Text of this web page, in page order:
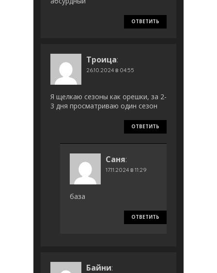
ОТВЕТИТЬ
Троица:
26.10.2024 в 04:55
Я щелкаю сезоны как орешки, за 2-
3 дня просматриваю один сезон
ОТВЕТИТЬ
Саня:
17.11.2024 в 11:29
база
ОТВЕТИТЬ
Байни: